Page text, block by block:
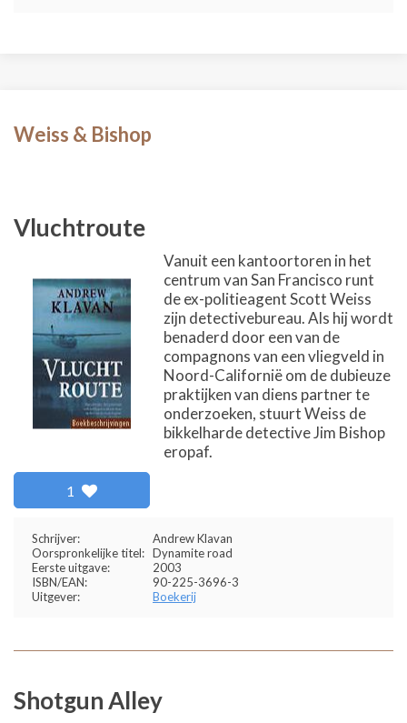
Weiss & Bishop
Vluchtroute
1
Vanuit een kantoortoren in het
centrum van San Francisco runt
de ex-politieagent Scott Weiss
zijn detectivebureau. Als hij wordt
benaderd door een van de
compagnons van een vliegveld in
Noord-Californië om de dubieuze
praktijken van diens partner te
onderzoeken, stuurt Weiss de
bikkelharde detective Jim Bishop
eropaf.
Schrijver:
Andrew Klavan
Oorspronkelijke titel: Dynamite road
Eerste uitgave:
2003
ISBN/EAN:
90-225-3696-3
Uitgever:
Boekerij
Shotgun Alley